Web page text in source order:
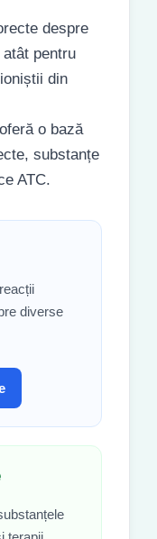
despre
pentru
din
oferă o bază
substanțe
ATC.
diverse